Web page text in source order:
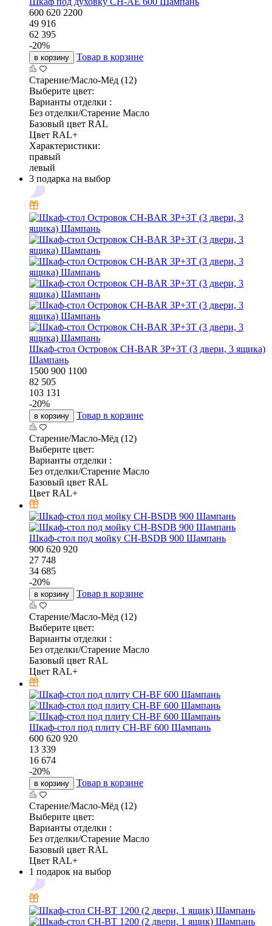
600 620 2200
49 916
62 395
-20%
в корзину Товар в корзине
Старение/Масло-Мёд (12)
Выберите цвет:
Варианты отделки :
Без отделки/Старение Масло
Базовый цвет RAL
Цвет RAL+
Характеристики:
правый
левый
3 подарка на выбор
Шкаф-стол Островок CH-BAR 3P+3T (3 двери, 3 ящика)
Шампань
1500 900 1100
82 505
103 131
-20%
в корзину Товар в корзине
Старение/Масло-Мёд (12)
Выберите цвет:
Варианты отделки :
Без отделки/Старение Масло
Базовый цвет RAL
Цвет RAL+
Шкаф-стол под мойку CH-BSDB 900 Шампань
900 620 920
27 748
34 685
-20%
в корзину Товар в корзине
Старение/Масло-Мёд (12)
Выберите цвет:
Варианты отделки :
Без отделки/Старение Масло
Базовый цвет RAL
Цвет RAL+
Шкаф-стол под плиту CH-BF 600 Шампань
600 620 920
13 339
16 674
-20%
в корзину Товар в корзине
Старение/Масло-Мёд (12)
Выберите цвет:
Варианты отделки :
Без отделки/Старение Масло
Базовый цвет RAL
Цвет RAL+
1 подарок на выбор